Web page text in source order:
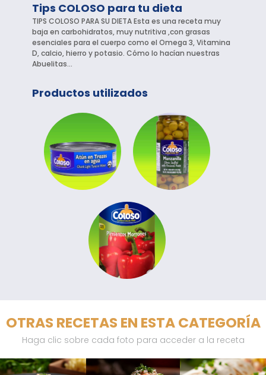
Tips COLOSO para tu dieta
TIPS COLOSO PARA SU DIETA Esta es una receta muy
baja en carbohidratos, muy nutritiva ,con grasas
esenciales para el cuerpo como el Omega 3, Vitamina
D, calcio, hierro y potasio. Cómo lo hacían nuestras
Abuelitas…
Productos utilizados
OTRAS RECETAS EN ESTA CATEGORÍA
Haga clic sobre cada foto para acceder a la receta